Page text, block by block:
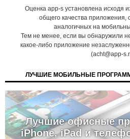
Оценка app-s установлена исходя
общего качества приложения,
аналогичных на
Тем не менее, если вы обнаружили
какое-либо приложение
(acht@app-
ЛУЧШИЕ МОБИЛЬНЫЕ
Лучшие офисные
iPhone, iPad и